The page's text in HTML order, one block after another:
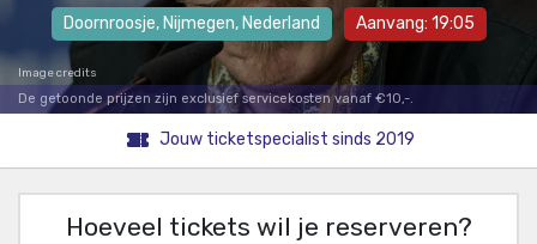
Doornroosje, Nijmegen, Nederland Aanvang: 19:05
Image credits
De getoonde prijzen zijn exclusief servicekosten vanaf €10,-.
Jouw ticketspecialist sinds 2019
Hoeveel tickets wil je reserveren?